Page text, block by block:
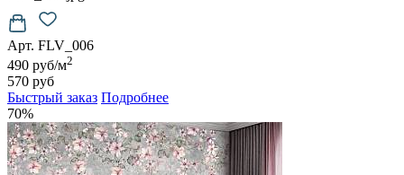
Арт. FLV_006
490 руб/м2
570 руб
Быстрый заказ Подробнее
70%